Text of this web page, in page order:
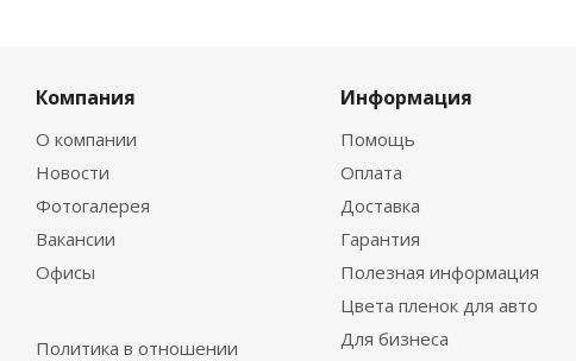
Компания
О компании
Новости
Фотогалерея
Вакансии
Офисы
Политика в отношении
Информация
Помощь
Оплата
Доставка
Гарантия
Полезная информация
Цвета пленок для авто
Для бизнеса